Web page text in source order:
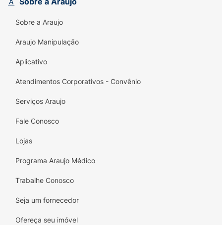
Sobre a Araujo
Araujo Manipulação
Aplicativo
Atendimentos Corporativos - Convênio
Serviços Araujo
Fale Conosco
Lojas
Programa Araujo Médico
Trabalhe Conosco
Seja um fornecedor
Ofereça seu imóvel